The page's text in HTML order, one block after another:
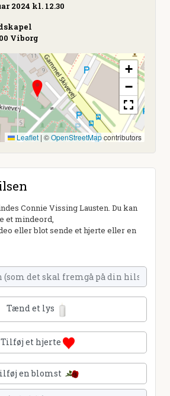
2024 kl. 12.30
Viborg
+
−
Leaflet | ©OpenStreetMapcontributors
Connie Vissing Lausten. Du kan
et mindeord,
eller blot sende et hjerte eller en
Tænd et lys
Tilføj et hjerte
en blomst